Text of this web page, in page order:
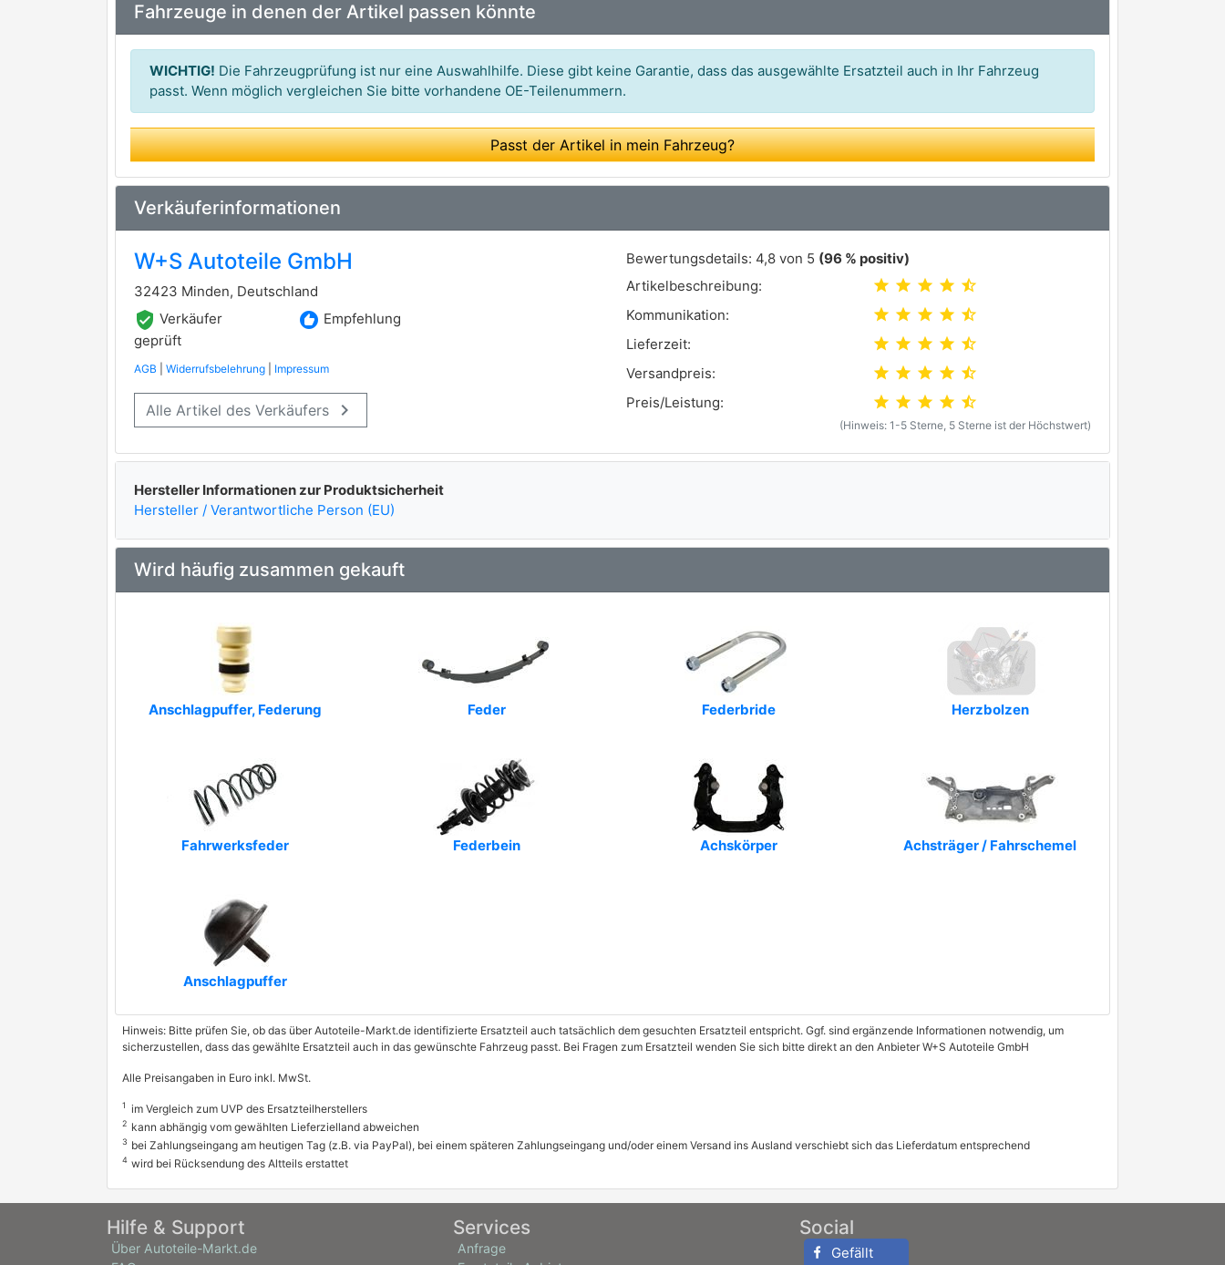
Fahrzeuge in denen der Artikel passen könnte
WICHTIG! Die Fahrzeugprüfung ist nur eine Auswahlhilfe. Diese gibt keine Garantie, dass das ausgewählte Ersatzteil auch in Ihr Fahrzeug
passt. Wenn möglich vergleichen Sie bitte vorhandene OE-Teilenummern.
Passt der Artikel in mein Fahrzeug?
Verkäuferinformationen
W+S Autoteile GmbH
32423 Minden, Deutschland
verified_user Verkäufer
geprüft
recommend Empfehlung
AGB Widerrufsbelehrung Impressum
Alle Artikel des Verkäufers keyboard_arrow_right
Bewertungsdetails: 4,8 von 5 (96 % positiv)
Artikelbeschreibung:
star star star star star_half
Kommunikation: star star star star star_half
Lieferzeit: star star star star star_half
Versandpreis: star star star star star_half
Preis/Leistung: star star star star star_half
(Hinweis: 1-5 Sterne, 5 Sterne ist der Höchstwert)
Hersteller Informationen zur Produktsicherheit
Hersteller / Verantwortliche Person (EU)
Wird häufig zusammen gekauft
Anschlagpuffer, Federung Feder Federbride Herzbolzen
Fahrwerksfeder Federbein Achskörper Achsträger / Fahrschemel
Anschlagpuffer
Hinweis: Bitte prüfen Sie, ob das über Autoteile-Markt.de identifizierte Ersatzteil auch tatsächlich dem gesuchten Ersatzteil entspricht. Ggf. sind ergänzende Informationen notwendig, um
sicherzustellen, dass das gewählte Ersatzteil auch in das gewünschte Fahrzeug passt. Bei Fragen zum Ersatzteil wenden Sie sich bitte direkt an den Anbieter W+S Autoteile GmbH
Alle Preisangaben in Euro inkl. MwSt.
1 im Vergleich zum UVP des Ersatzteilherstellers
2 kann abhängig vom gewählten Lieferzielland abweichen
3 bei Zahlungseingang am heutigen Tag (z.B. via PayPal), bei einem späteren Zahlungseingang und/oder einem Versand ins Ausland verschiebt sich das Lieferdatum entsprechend
4 wird bei Rücksendung des Altteils erstattet
Hilfe & Support
Über Autoteile-Markt.de
Services
Anfrage
Social
Gefällt